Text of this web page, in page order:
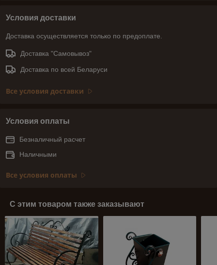
Условия доставки
Доставка осуществляется только по предоплате.
Доставка "Самовывоз"
Доставка по всей Беларуси
Все условия доставки
Условия оплаты
Безналичный расчет
Наличными
Все условия оплаты
С этим товаром также заказывают